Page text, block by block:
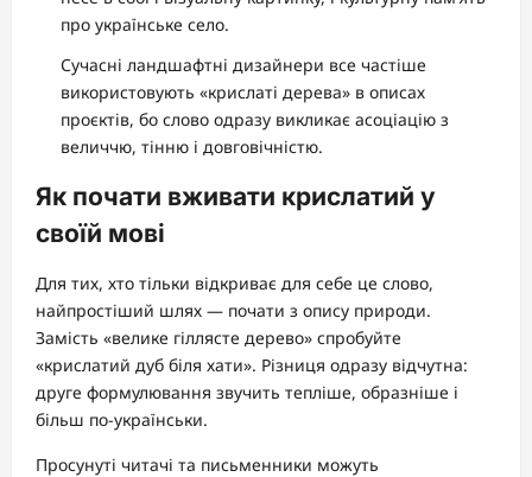
про українське село.
Сучасні ландшафтні дизайнери все частіше
використовують «крислаті дерева» в описах
проєктів, бо слово одразу викликає асоціацію з
величчю, тінню і довговічністю.
Як почати вживати крислатий у
своїй мові
Для тих, хто тільки відкриває для себе це слово,
найпростіший шлях — почати з опису природи.
Замість «велике гіллясте дерево» спробуйте
«крислатий дуб біля хати». Різниця одразу відчутна:
друге формулювання звучить тепліше, образніше і
більш по-українськи.
Просунуті читачі та письменники можуть